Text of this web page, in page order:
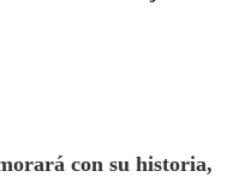
con su historia,